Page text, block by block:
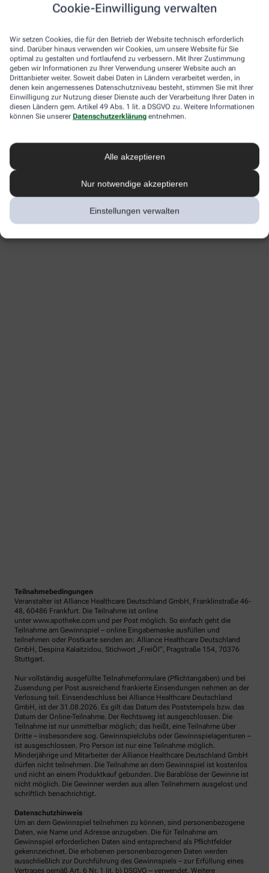
Cookie-Einwilligung verwalten
Wir setzen Cookies, die für den Betrieb der Website technisch erforderlich
sind. Darüber hinaus verwenden wir Cookies, um unsere Website für Sie
optimal zu gestalten und fortlaufend zu verbessern. Mit Ihrer Zustimmung
geben wir Informationen zu Ihrer Verwendung unserer Website auch an
Drittanbieter weiter. Soweit dabei Daten in Ländern verarbeitet werden, in
denen kein angemessenes Datenschutzniveau besteht, stimmen Sie mit Ihrer
Einwilligung zur Nutzung dieser Dienste auch der Verarbeitung Ihrer Daten in
diesen Ländern gem. Artikel 49 Abs. 1 lit. a DSGVO zu. Weitere Informationen
können Sie unserer Datenschutzerklärung entnehmen.
Alle akzeptieren
Nur notwendige akzeptieren
Einstellungen verwalten
Teilnahmebedingungen
Veranstalter ist Alliance Healthcare Deutschland GmbH, Franklinstraße 46-
48, 60486 Frankfurt. Die Teilnahme ist online
unter www.apotheke.com und per Post möglich. So einfach geht die
Teilnahme am Gewinnspiel – online Eingabemaske ausfüllen und
teilnehmen oder Postkarte senden an: Alliance Healthcare Deutschland
GmbH, Despina Kalaitzidou, Stichwort „FreiÖl“, Pragstraße 154, 70376
Stuttgart.
Nur vollständig ausgefüllte Teilnahmeformulare (Pflichtangaben) und bei
Zusendung per Post ausreichend frankierte Einsendungen nehmen an der
Verlosung teil. Einsendeschluss bei Alliance Healthcare Deutschland
GmbH, ist der 31.08.2026. Es gilt das Datum des Poststempels bzw. das
Datum der Online-Teilnahme. Der Rechtsweg ist ausgeschlossen. Die
Teilnahme ist nur unmittelbar möglich; das heißt, eine Teilnahme über
Dritte – insbesondere sog. Gewinnspielclubs oder Gewinnspielagenturen –
ist ausgeschlossen. Pro Person ist nur eine Teilnahme möglich.
Minderjährige und Mitarbeiter der Alliance Healthcare Deutschland GmbH
dürfen nicht teilnehmen. Die Teilnahme an dem Gewinnspiel ist kostenlos
und nicht an einem Produktkauf gebunden. Die Barablöse der Gewinne ist
nicht möglich. Die Gewinner werden aus allen Teilnehmern ausgelost und
schriftlich benachrichtigt.
Datenschutzhinweis
Um an dem Gewinnspiel teilnehmen zu können, sind personenbezogene
Daten, wie Name und Adresse anzugeben. Die für Teilnahme am
Gewinnspiel erforderlichen Daten sind entsprechend als Pflichtfelder
gekennzeichnet. Die erhobenen personenbezogenen Daten werden
ausschließlich zur Durchführung des Gewinnspiels – zur Erfüllung eines
Vertrages gemäß Art. 6 Nr. 1 lit. b) DSGVO – verwendet. Weitere